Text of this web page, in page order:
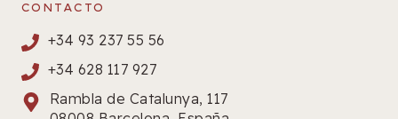
CONTACTO
+34 93 237 55 56
+34 628 117 927
Rambla de Catalunya, 117